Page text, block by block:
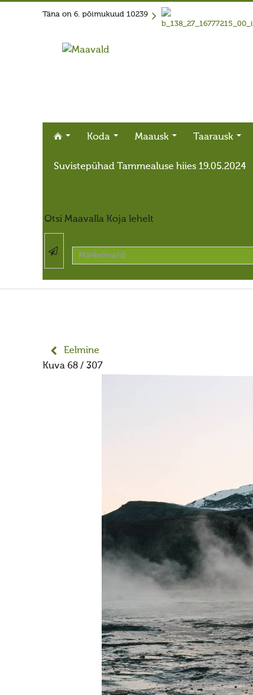
Täna on 6. põimukuud 10239
Koda Maausk Taarausk
Suvistepühad Tammealuse hiies 19.05.2024
Otsi Maavalla Koja lehelt
Eelmine
Kuva 68 / 307